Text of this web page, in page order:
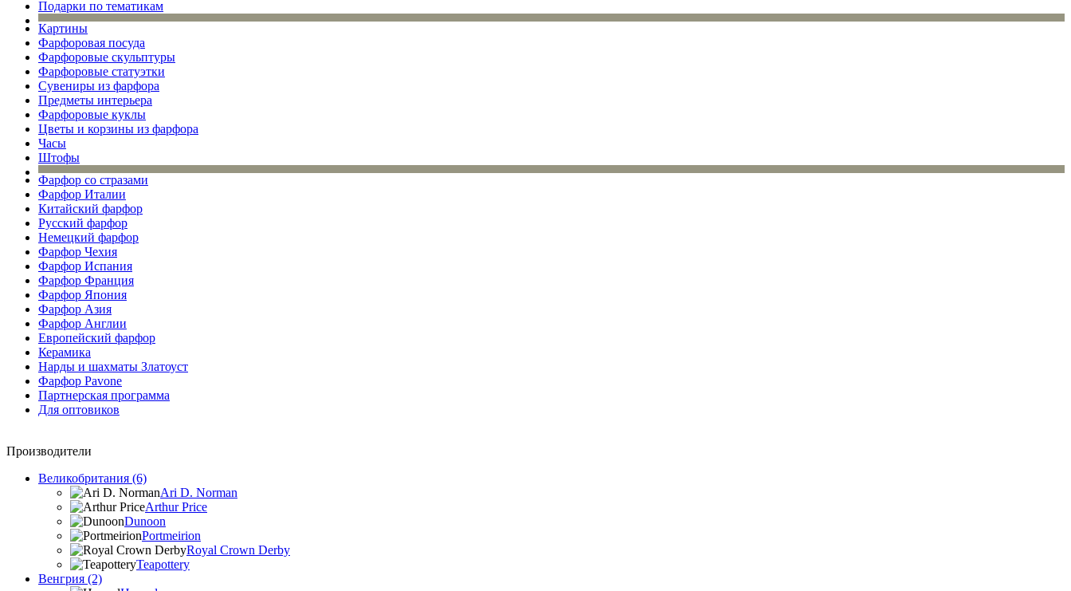
Подарки по тематикам
Картины
Фарфоровая посуда
Фарфоровые скульптуры
Фарфоровые статуэтки
Сувениры из фарфора
Предметы интерьера
Фарфоровые куклы
Цветы и корзины из фарфора
Часы
Штофы
Фарфор со стразами
Фарфор Италии
Китайский фарфор
Русский фарфор
Немецкий фарфор
Фарфор Чехия
Фарфор Испания
Фарфор Франция
Фарфор Япония
Фарфор Азия
Фарфор Англии
Европейский фарфор
Керамика
Нарды и шахматы Златоуст
Фарфор Pavone
Партнерская программа
Для оптовиков
Производители
Великобритания (6)
Ari D. Norman
Arthur Price
Dunoon
Portmeirion
Royal Crown Derby
Teapottery
Венгрия (2)